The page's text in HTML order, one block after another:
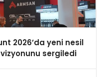
2026’da yeni nesil
sergiledi